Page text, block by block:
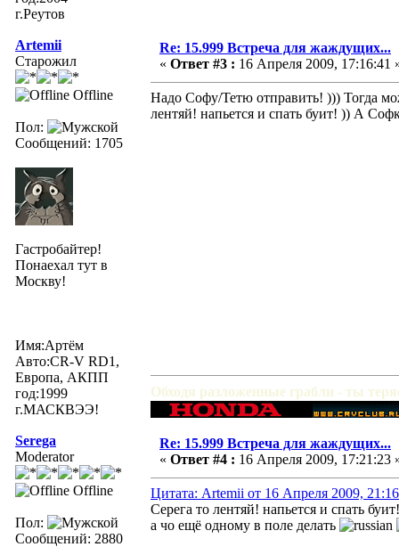
г.Реутов
Artemii
Старожил
Offline
Пол:
Сообщений: 1705
Гастробайтер!
Понаехал тут в
Москву!
Имя:Артём
Авто:CR-V RD1,
Европа, АКПП
год:1999
г.МАСКВЭЭ!
Re: 15.999 Встреча для жаждущих...
« Ответ #3 : 16 Апреля 2009, 17:16:41
Надо Софу/Тетю отправить! ))) Тогда
лентяй! напьется и спать буит! )) А
Обходя разложенные грабли - ты
Serega
Moderator
Offline
Пол:
Сообщений: 2880
Re: 15.999 Встреча для жаждущих...
« Ответ #4 : 16 Апреля 2009, 17:21:23
Цитата: Artemii от 16 Апреля 2009,
Серега то лентяй! напьется и спать буит!
а чо ещё одному в поле делать